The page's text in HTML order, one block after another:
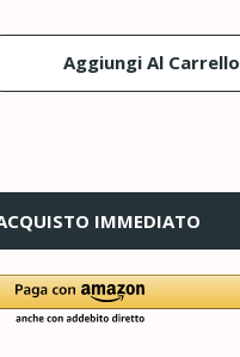
Aggiungi Al Carrello
IMMEDIATO